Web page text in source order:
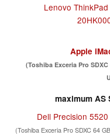
Lenovo
Apple
(Toshiba Exceria Pro SDXC
maximum AS
Dell Precision 5520
(Toshiba Exceria Pro SDXC 64